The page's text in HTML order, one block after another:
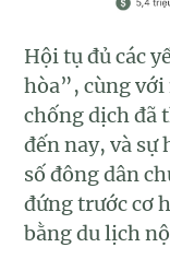
Hội tụ đủ các
hòa”, cùng
chống dịch đã
đến nay, và sự
số đông dân
đứng trước cơ
bằng du lịch